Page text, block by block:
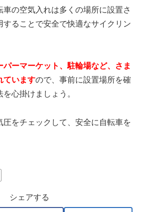
の空気入れは多くの場所に設置さ
することで安全で快適なサイクリン
ーマーケット、駐輪場など、さま
ていますので、事前に設置場所を確
心掛けましょう。
圧をチェックして、安全に自転車を
シェアする